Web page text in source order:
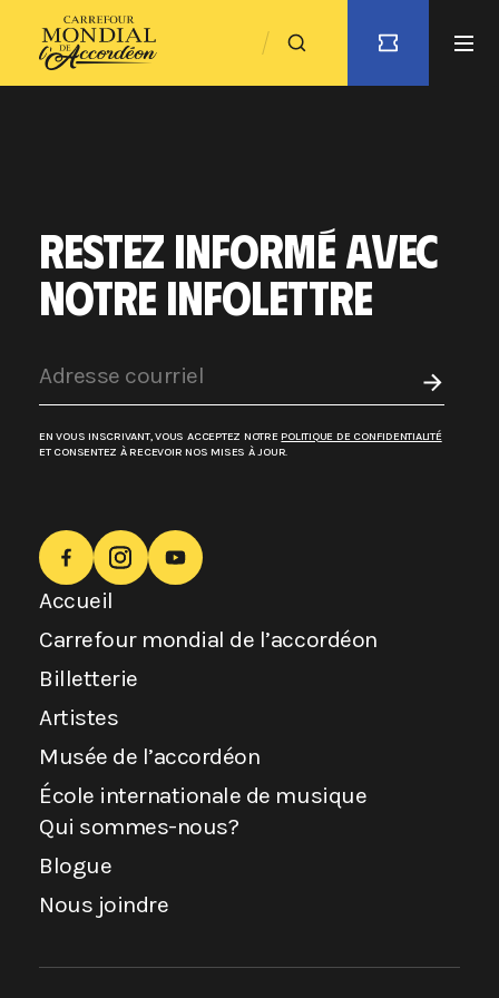
RESTEZ INFORMÉ AVEC
NOTRE INFOLETTRE
EN VOUS INSCRIVANT, VOUS ACCEPTEZ NOTRE POLITIQUE DE CONFIDENTIALITÉ
ET CONSENTEZ À RECEVOIR NOS MISES À JOUR.
Accueil
Carrefour mondial de l’accordéon
Billetterie
Artistes
Musée de l’accordéon
École internationale de musique
Qui sommes-nous?
Blogue
Nous joindre